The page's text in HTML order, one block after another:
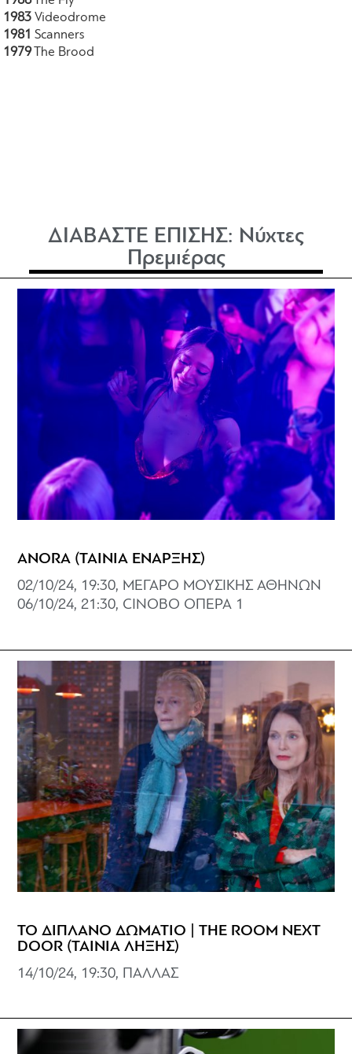
1983 Videodrome
1981 Scanners
1979The Brood
ΔΙΑΒΑΣΤΕ ΕΠΙΣΗΣ: Νύχτες
Πρεμιέρας
ANORA (ΤΑΙΝΙΑ ΕΝΑΡΞΗΣ)
02/10/24, 19:30, ΜΕΓΑΡΟ ΜΟΥΣΙΚΗΣ ΑΘΗΝΩΝ
06/10/24, 21:30, CINOBO ΟΠΕΡΑ 1
ΤΟ ΔΙΠΛΑΝΟ ΔΩΜΑΤΙΟ | THE ROOM NEXT
DOOR (ΤΑΙΝΙΑ ΛΗΞΗΣ)
14/10/24, 19:30, ΠΑΛΛΑΣ